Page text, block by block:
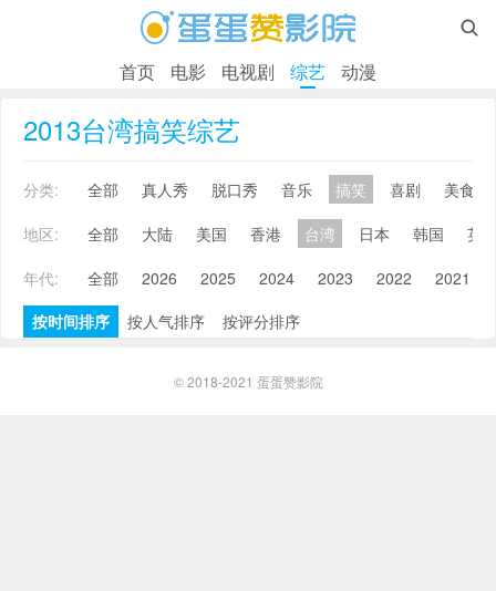

首页 电影 电视剧 综艺 动漫
2013台湾搞笑综艺
分类: 全部 真人秀 脱口秀 音乐 搞笑 喜剧
美食
地区:
全部 大陆 美国 香港 台湾 日本 韩国
英
年代:
全部 2026 2025 2024 2023 2022 2021
按时间排序
按人气排序 按评分排序
© 2018-2021 蛋蛋赞影院